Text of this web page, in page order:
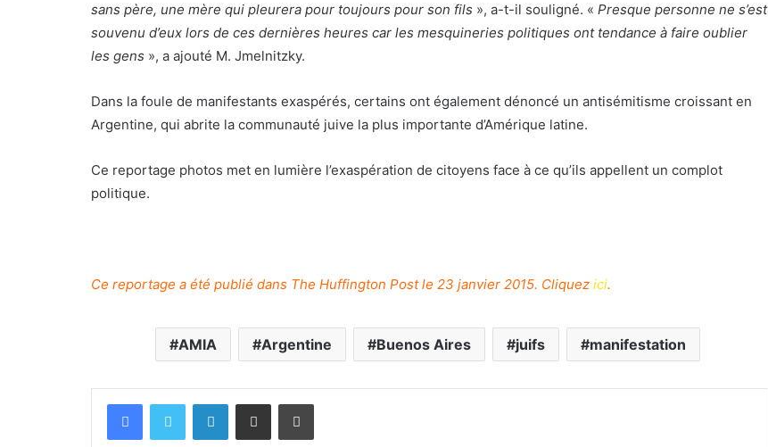
sans père, une mère qui pleurera pour toujours pour son fils », a-t-il souligné. « Presque personne ne s’est
souvenu d’eux lors de ces dernières heures car les mesquineries politiques ont tendance à faire oublier
les gens », a ajouté M. Jmelnitzky.
Dans la foule de manifestants exaspérés, certains ont également dénoncé un antisémitisme croissant en
Argentine, qui abrite la communauté juive la plus importante d’Amérique latine.
Ce reportage photos met en lumière l’exaspération de citoyens face à ce qu’ils appellent un complot
politique.
Ce reportage a été publié dans The Huffington Post le 23 janvier 2015. Cliquez ici.
AMIA Argentine Buenos Aires juifs manifestation